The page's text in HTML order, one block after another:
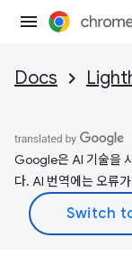
Docs
Google은 AI 기술을
다. AI 번역에는 오류